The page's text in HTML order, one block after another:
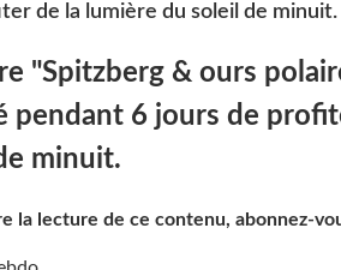
de la lumière du soleil de minuit.
"Spitzberg & ours
pendant 6 jours de
minuit.
la lecture de ce contenu, abonnez-